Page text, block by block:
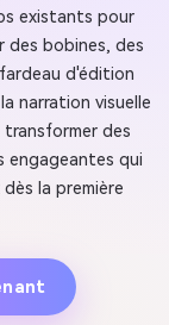
existants pour
des bobines, des
d'édition
narration visuelle
des
engageantes qui
la première